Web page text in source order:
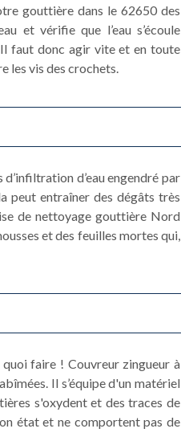
gouttière dans le 62650 des
et vérifie que l’eau s’écoule
faut donc agir vite et en toute
les vis des crochets.
d’eau engendré par
peut entraîner des dégâts très
de nettoyage gouttière Nord
et des feuilles mortes qui,
faire ! Couvreur zingueur à
Il s’équipe d'un matériel
s'oxydent et des traces de
état et ne comportent pas de